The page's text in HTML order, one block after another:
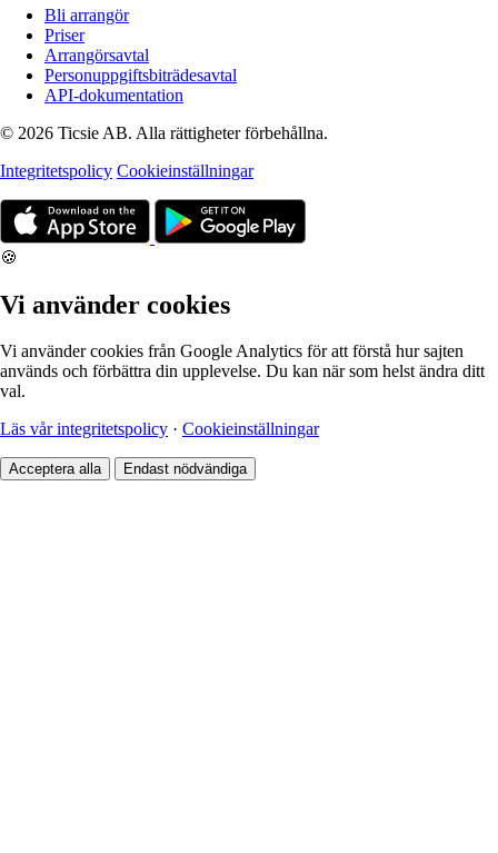
Bli arrangör
Priser
Arrangörsavtal
Personuppgiftsbiträdesavtal
API-dokumentation
© 2026 Ticsie AB. Alla rättigheter förbehållna.
Integritetspolicy Cookieinställningar
🍪
Vi använder cookies
Vi använder cookies från Google Analytics för att förstå hur sajten
används och förbättra din upplevelse. Du kan när som helst ändra ditt
val.
Läs vår integritetspolicy · Cookieinställningar
Acceptera alla Endast nödvändiga